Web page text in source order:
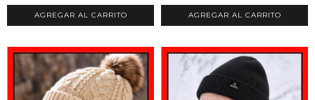
AGREGAR AL CARRITO AGREGAR AL CARRITO